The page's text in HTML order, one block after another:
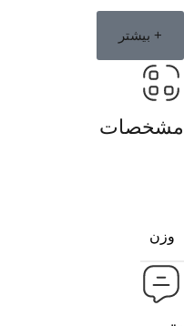
+ بیشتر
مشخصات
وزن